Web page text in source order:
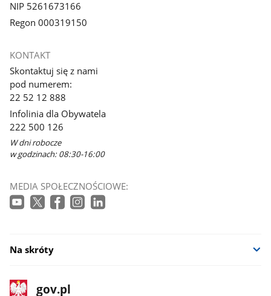
NIP 5261673166
Regon 000319150
KONTAKT
Skontaktuj się z nami
pod numerem:
22 52 12 888
Infolinia dla Obywatela
222 500 126
W dni robocze
w godzinach: 08:30-16:00
MEDIA SPOŁECZNOŚCIOWE:
Na skróty
stopkaStrona
gov.pl